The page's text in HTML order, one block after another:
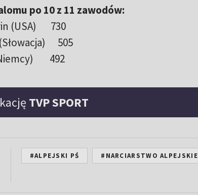
po 10 z 11 zawodów:
(USA) 730
505
492
TVP SPORT
#ALPEJSKI PŚ #NARCIARSTWO ALPEJSKIE